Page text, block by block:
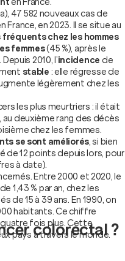
47 582 nouveaux cas de
en 2023. Il se situe au
chez les hommes
femmes(45 %), après le
2010, l’incidence de
stable : elle régresse de
légèrement chez les
les plus meurtriers : il était
au deuxième rang des décès
chez les femmes.
se sont améliorés, si bien
de 12 points depuis lors, pour
à date).
Entre 2000 et 2020, le
1,43 % par an, chez les
de 15 à 39 ans. En 1990, on
habitants. Ce chiffre
quatre fois plus. Cette
pays à travers le monde.
colorectal ?